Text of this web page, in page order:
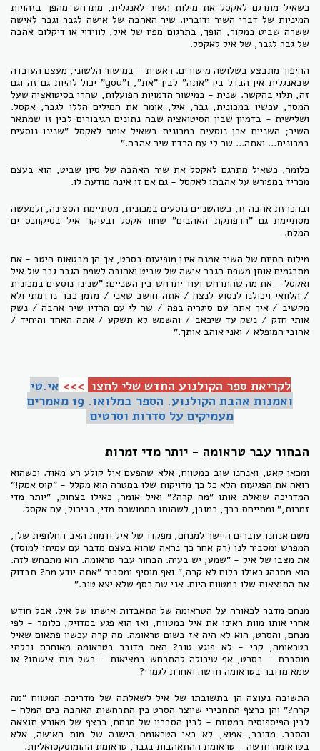
כשאיל מתרגם לאקסל את מילות השיר לאנגלית, מתרחש מהפך בזהויות
המיניות של דברי השיר ודובריו. שיר האהבה של אישה לגבר וגבר לאישה
ששרה שביט במקור, הופך, בתרגום מפיו של איל, לווידוי או דיקלום אהבה
של גבר לגבר, של איל לאקסל.
ההיפוך מתבצע בשלושה מישורים. ראשית - במישור הלשוני, מעצם העובדה
שבאנגלית אין הבדל בין "אתה" לבין "את", ו"you" יכול להיות גם זה וגם
זה, תלוי בהקשר. שנית - במישור הדמויות הפועלות, שהרי בסיטואציה שעל
המסך, עכשיו במכונית, גבר, איל, אומר את המילים הללו לגבר, אקסל.
ושלישית - בדמיון שבין הסיטואציה שבה נתונים הגיבורים לבין זו שמתאר
השיר; השניים אכן נוסעים במכונית כשאיל אומר לאקסל "שנינו נוסעים
במכונית... ואתה... שר לי עם הרדיו שיר אהבה."
כלומר, כשאיל מתרגם לאקסל את שיר האהבה של סיון שביט, הוא בעצם
מכריז במפורש על אהבתו לאקסל - גם אם זו אינה מודעת לו.
ובהכרזת אהבה זו, כשהשניים נוסעים במכונית, מסתיימת הסצינה, ולמעשה
מסתיימת גם "הרפתקת האהבים" שחוו אקסל ובעיקר איל בסיקוונס ים
המלח.
מילות הסיום של השיר אמנם אינן מופיעות בסרט, אך הן מבטאות היטב - אם
מתרגמים אותן משפת הגבר אישה של שביט ואהובה לשפת הגבר גבר של איל
ואקסל - את מה שהתרחש ועוד יתרחש בין השניים: "שנינו נוסעים במכונית
/ הלוואי ויכולנו לנסוע לנצח / אתה חושב שאני / מזמן כבר נרדמתי ולא
מקשיב / איך אתה עם סיגריה בפה / שר לי עם הרדיו שיר אהבה / נשק
אותי חזק / נשק עד שיכאב / והשמש לא תשקע / אתה האחד והיחיד /
אהובי המופלא / ואני אוהב אותך."
לקריאת ספר הקולנוע החדש שלי לחצו >>> אי.טי
ואמנות אהבת הקולנוע.
הספר במלואו. 19 מאמרים
מעמיקים על סדרות וסרטים
הבחור עבר טראומה - יותר מדי זמרות
ומכאן קאט, ואנחנו שוב במטווח, אלא שהפעם איל קולע רע מאוד. וכשהוא
רואה את הפגיעות הלא כל כך מדויקות שלו במטרה הוא מקלל - "קוס אמק!"
המדריכה שואלת אותו "מה קרה?" ואיל אומר, כאילו בצחוק, "יותר מדי
זמרות," ומתייחס בכך, כמובן, לשהותו הממושכת מדי, כביכול, עם אקסל.
משם אנחנו עוברים היישר למנחם, מפקדו של איל ודמות האב החלופית שלו,
המפרש ומסביר לנו (רק אחר כך נראה שהוא בעצם מדבר עם עמיתו למוסד)
את מצבו של איל - "שמע, יש בעיה. הבחור עבר טראומה. הוא מתכחש לזה.
הוא מתנהג כאילו כלום לא קרה," ואף מוסיף ומסביר "אתה יודע מה? תבדוק
את התוצאות שלו במטווח היום. אני שם כסף שלא יצא טוב."
מנחם מדבר לכאורה על הטראומה של התאבדות אישתו של איל. אבל חודש
אחרי אותו מוות ראינו את איל במטווח, ואז הוא פגע במדויק, כלומר - לפי
מנחם, והסרט, הוא לא היה אז בשום טראומה. מה קרה עכשיו פתאום שאיל
בטראומה, קרי - לא פוגע טוב? האם מדובר בטראומה מאוחרת ובלתי
מוסברת - בסרט, אף שיכולה להתרחש במציאות - בשל מות אישתו? או
שמא מדובר בטראומה חדשה ואחרת לגמרי?
התשובה נעוצה הן בתשובתו של איל לשאלתה של מדריכת המטווח "מה
קרה?" והן ברצף התחבירי שיוצר הסרט בין התרחשות האהבה בים המלח -
לבין הפיספוסים במטווח - לבין הסבריו של מנחם, כרצף של מאורע תוצאה
והסבר. מדובר, אפוא, לא באי הטראומה הישנה של מות האישה, אלא
בטראומה חדשה - טראומת ההתאהבות בגבר, טראומת ההומוסקסואליות.